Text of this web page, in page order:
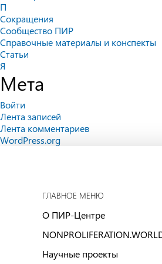
П
Сокращения
Сообщество ПИР
Справочные материалы и конспекты
Статьи
Я
Мета
Войти
Лента записей
Лента комментариев
WordPress.org
ГЛАВНОЕ МЕНЮ
О ПИР-Центре
Научные проекты